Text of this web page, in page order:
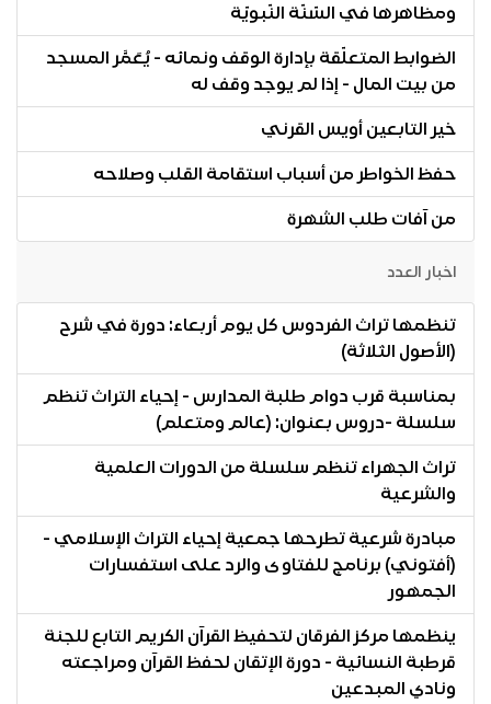
ومظاهرها في السّنّة النّبويّة
الضوابط المتعلّقة بإدارة الوقف ونمائه - يُعَمَّر المسجد
من بيت المال - إذا لم يوجد وقف له
خير التابعين أويس القرني
حفظ الخواطر من أسباب استقامة القلب وصلاحه
من آفات طلب الشهرة
اخبار العدد
تنظمها تراث الفردوس كل يوم أربعاء: دورة في شرح
(الأصول الثلاثة)
بمناسبة قرب دوام طلبة المدارس - إحياء التراث تنظم
سلسلة -دروس بعنوان: (عالم ومتعلم)
تراث الجهراء تنظم سلسلة من الدورات العلمية
والشرعية
مبادرة شرعية تطرحها جمعية إحياء التراث الإسلامي -
(أفتوني) برنامج للفتاوى والرد على استفسارات
الجمهور
ينظمها مركز الفرقان لتحفيظ القرآن الكريم التابع للجنة
قرطبة النسائية - دورة الإتقان لحفظ القرآن ومراجعته
ونادي المبدعين